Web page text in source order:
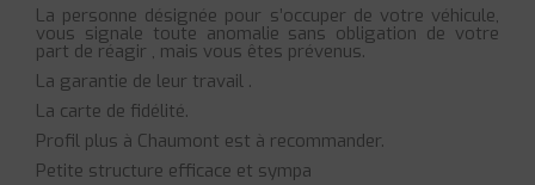
La personne désignée pour s’occuper de votre véhicule,
vous signale toute anomalie sans obligation de votre
part de réagir , mais vous êtes prévenus.
La garantie de leur travail .
La carte de fidélité.
Profil plus à Chaumont est à recommander.
Petite structure efficace et sympa